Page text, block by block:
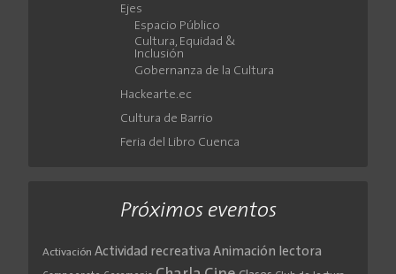
Ejes
Espacio Público
Cultura, Equidad &
Inclusión
Gobernanza de la Cultura
Hackearte.ec
Cultura de Barrio
Feria del Libro Cuenca
Próximos eventos
Activación Actividad recreativa Animación lectora